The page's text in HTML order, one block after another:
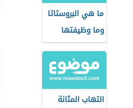
ما هي البروستاتا
وما وظيفتها
التهاب المثانة